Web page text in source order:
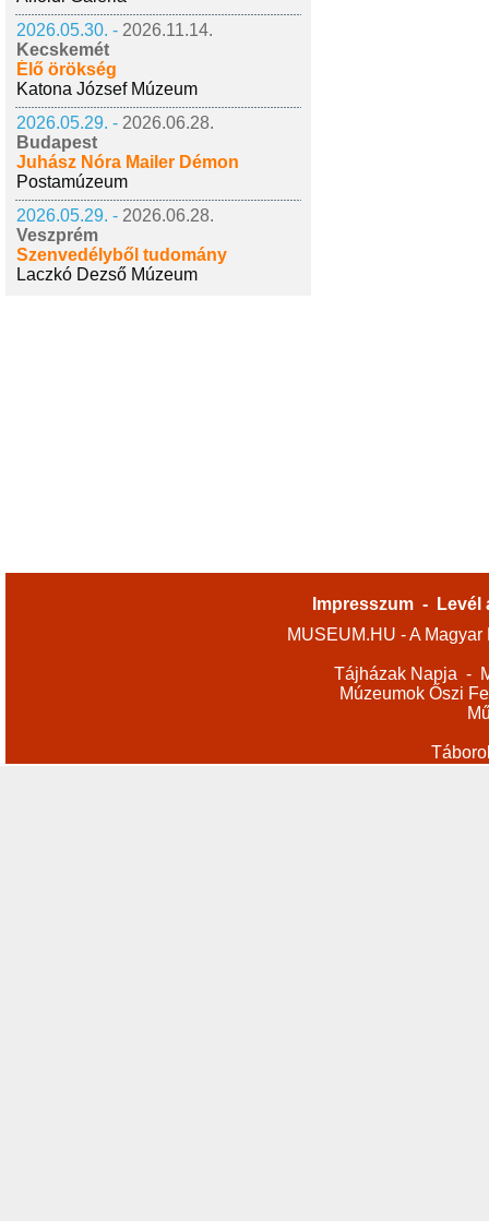
2026.05.30. - 2026.11.14.
Kecskemét
Élő örökség
Katona József Múzeum
2026.05.29. - 2026.06.28.
Budapest
Juhász Nóra Mailer Démon
Postamúzeum
2026.05.29. - 2026.06.28.
Veszprém
Szenvedélyből tudomány
Laczkó Dezső Múzeum
Impresszum -
Levél
MUSEUM.HU - A
Tájházak Napja -
Múzeumok Őszi